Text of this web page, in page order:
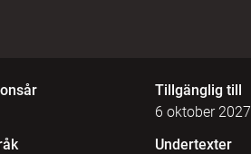
Tillgänglig till
6 oktober 2027
Undertexter